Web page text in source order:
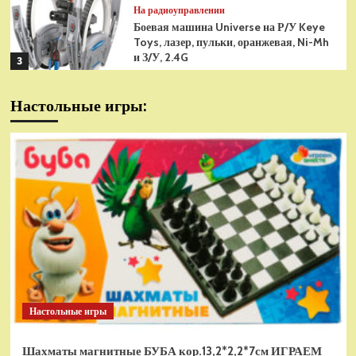
3
На радиоуправлении
Боевая машина Universe на Р/У Keye
Toys, лазер, пульки, оранжевая, Ni-Mh
и З/У, 2.4G
Радиоуправляемая модель
(HN1586)
На радиоуправлении
Р/У танк Taigen 1/16
Panzerkampfwagen III (Германия) HC
(для ИК танкового боя) V3 2.4G RTR,
TG3848-1HC-IR3.0
1
На радиоуправлении
Радиоуправляемый танк Torro
Sturmtiger Panzer 1к16
(TR1111700300)
Настольные игры:
Настольные игры
Шахматы магнитные БУБА кор.13,2*2,2*7см ИГРАЕМ